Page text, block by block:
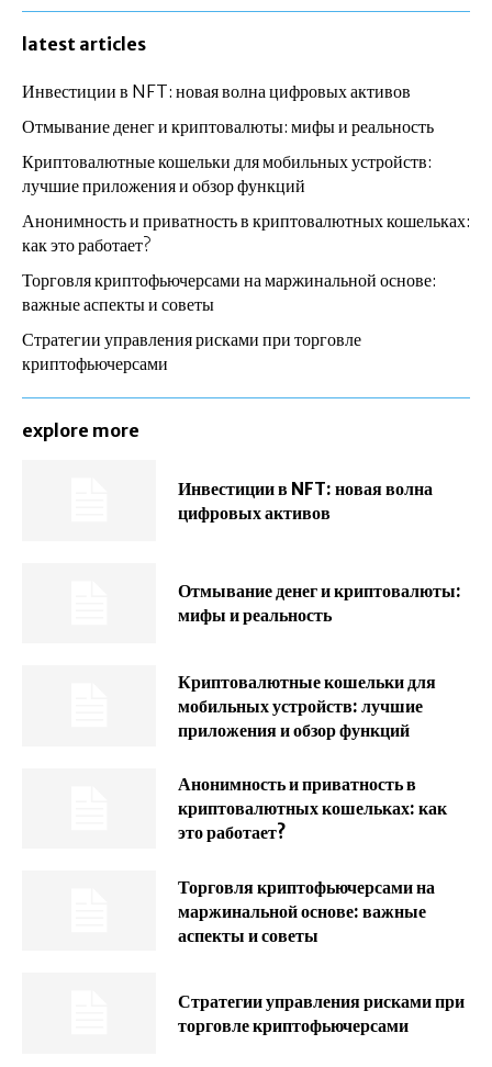
latest articles
Инвестиции в NFT: новая волна цифровых активов
Отмывание денег и криптовалюты: мифы и реальность
Криптовалютные кошельки для мобильных устройств:
лучшие приложения и обзор функций
Анонимность и приватность в криптовалютных кошельках:
как это работает?
Торговля криптофьючерсами на маржинальной основе:
важные аспекты и советы
Стратегии управления рисками при торговле
криптофьючерсами
explore more
Инвестиции в NFT: новая волна
цифровых активов
Отмывание денег и криптовалюты:
мифы и реальность
Криптовалютные кошельки для
мобильных устройств: лучшие
приложения и обзор функций
Анонимность и приватность в
криптовалютных кошельках: как
это работает?
Торговля криптофьючерсами на
маржинальной основе: важные
аспекты и советы
Стратегии управления рисками при
торговле криптофьючерсами